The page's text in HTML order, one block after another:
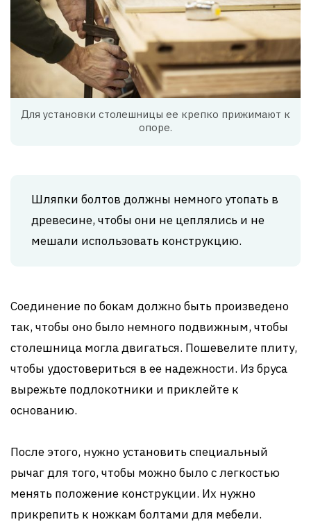
Для установки столешницы ее крепко прижимают к
опоре.
Шляпки болтов должны немного утопать в
древесине, чтобы они не цеплялись и не
мешали использовать конструкцию.
Соединение по бокам должно быть произведено
так, чтобы оно было немного подвижным, чтобы
столешница могла двигаться. Пошевелите плиту,
чтобы удостовериться в ее надежности. Из бруса
вырежьте подлокотники и приклейте к
основанию.
После этого, нужно установить специальный
рычаг для того, чтобы можно было с легкостью
менять положение конструкции. Их нужно
прикрепить к ножкам болтами для мебели.